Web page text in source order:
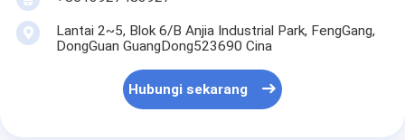
Lantai 2~5, Blok 6/B Anjia Industrial Park, FengGang,
DongGuan GuangDong523690 Cina
Hubungi sekarang